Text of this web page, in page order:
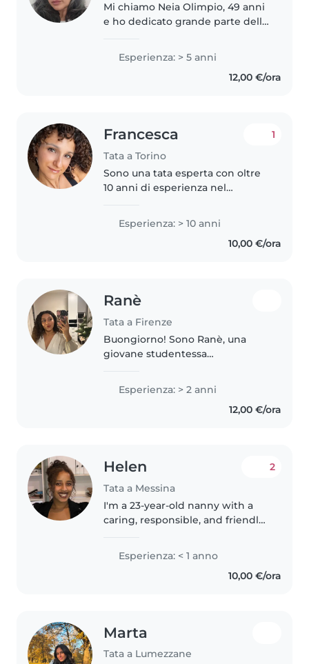
Mi chiamo Neia Olimpio, 49 anni
e ho dedicato grande parte della
durante tanti anni in
collaborazione con
Esperienza: > 5 anni
12,00 €/ora
Francesca
Tata a Torino
1
Sono una tata esperta con oltre
10 anni di esperienza nel
tutte le età, dai più piccoli ai
teenager. Mi considero una
Esperienza: > 10 anni
10,00 €/ora
Ranè
Tata a Firenze
Buongiorno! Sono Ranè, una
giovane studentessa
un'opportunità come tata. Ho 21
anni ed ho lavorato come
babysitter in questi ultimi 2 anni
Esperienza: > 2 anni
12,00 €/ora
Helen
Tata a Messina
2
I'm a 23-year-old nanny with a
caring, responsible, and friendly
experience, I have enjoyed
Esperienza: < 1 anno
10,00 €/ora
Marta
Tata a Lumezzane